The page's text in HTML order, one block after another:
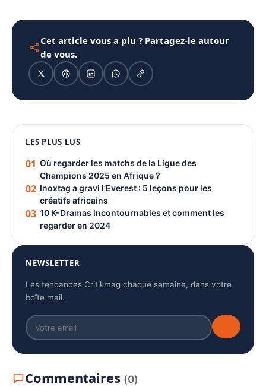
Cet article vous a plu ? Partagez-le autour
de vous.
PUBLICITÉ
LES PLUS LUS
01 Où regarder les matchs de la Ligue des
Champions 2025 en Afrique ?
02 Inoxtag a gravi l’Everest : 5 leçons pour les
créatifs africains
03 10 K-Dramas incontournables et comment les
regarder en 2024
NEWSLETTER
Les tendances Critikmag chaque semaine, dans votre
boîte mail.
Commentaires (0)